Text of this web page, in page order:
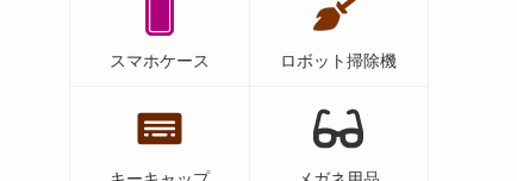
スマホケース ロボット掃除機